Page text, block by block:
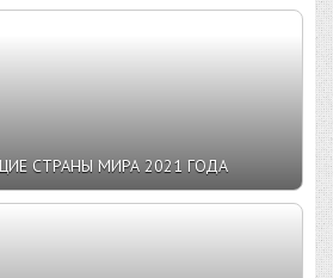
СТРАНЫ МИРА 2021 ГОДА